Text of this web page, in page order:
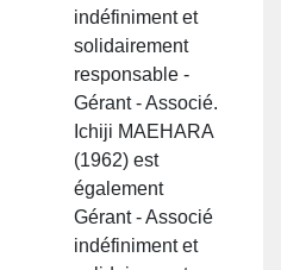
indéfiniment et
solidairement
responsable -
Gérant - Associé.
Ichiji MAEHARA
(1962) est
également
Gérant - Associé
indéfiniment et